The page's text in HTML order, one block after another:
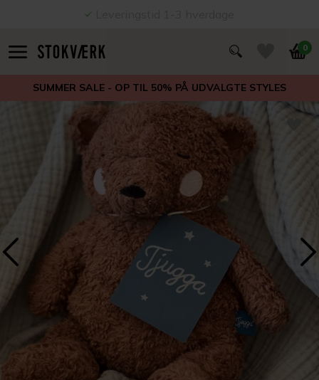
0
SUMMER SALE - OP TIL 50% PÅ UDVALGTE STYLES